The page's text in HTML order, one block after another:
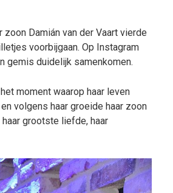
Damián van der Vaart vierde
voorbijgaan. Op Instagram
gemis duidelijk samenkomen.
moment waarop haar leven
volgens haar groeide haar zoon
grootste liefde, haar